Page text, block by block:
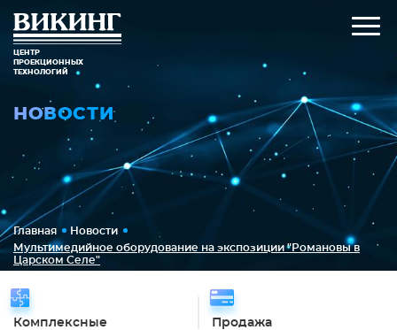
ЦЕНТР
ПРОЕКЦИОННЫХ
ТЕХНОЛОГИЙ
НОВОСТИ
Главная
Новости
Мультимедийное оборудование на экспозиции "Романовы в
Царском Селе"
Комплексные
Продажа